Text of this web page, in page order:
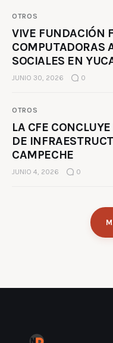
OTROS
VIVE FUNDACIÓN
COMPUTADORAS
SOCIALES EN
JUNIO 30, 2026 0
OTROS
LA CFE
DE
CAMPECHE
JUNIO 4, 2026 0